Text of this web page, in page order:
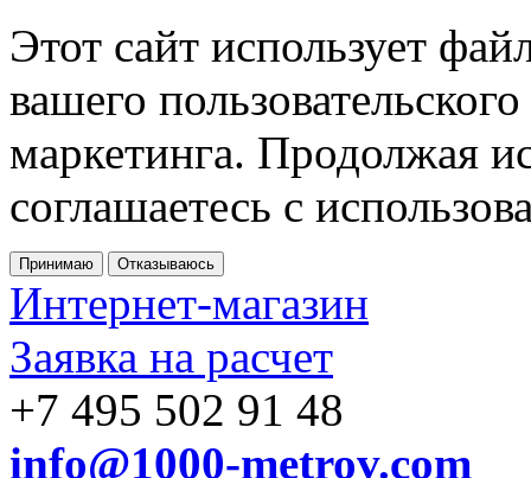
Этот сайт использует
вашего
маркетинга. Продолжая
соглашаетесь с
Принимаю Отказываюсь
Интернет-магазин
Заявка на расчет
+7 495 502 91 48
info@1000-metrov.com